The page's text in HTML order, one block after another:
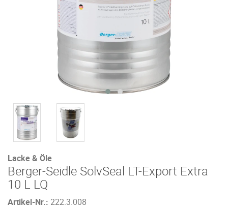
Lacke & Öle
Berger-Seidle SolvSeal LT-Export Extra
10 L LQ
Artikel-Nr.: 222.3.008